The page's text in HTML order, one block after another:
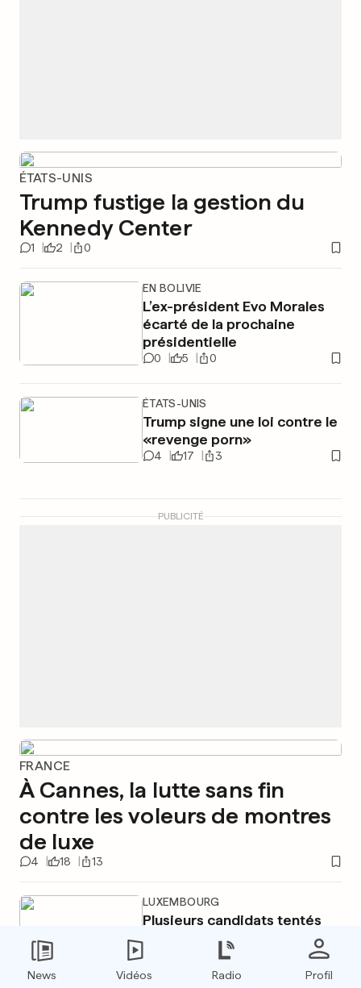
ÉTATS-UNIS
Trump fustige la gestion du
Kennedy Center
1 2 0
EN BOLIVIE
L’ex-président Evo Morales
écarté de la prochaine
présidentielle
0 5 0
ÉTATS-UNIS
Trump signe une loi contre le
«revenge porn»
4 17 3
PUBLICITÉ
FRANCE
À Cannes, la lutte sans fin
contre les voleurs de montres
de luxe
4 18 13
LUXEMBOURG
Plusieurs candidats tentés
par les contrats de
Protection Unit
28
News Vidéos Radio Profil